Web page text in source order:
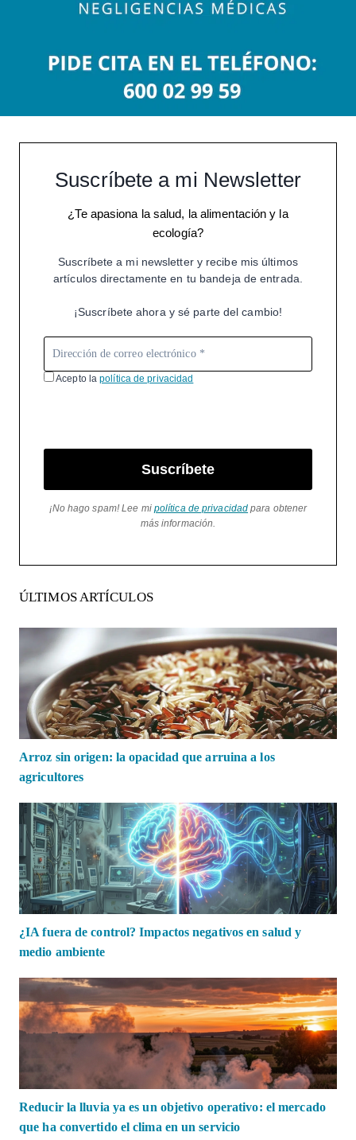
Suscríbete a mi Newsletter
¿Te apasiona la salud, la alimentación y la
ecología?
Suscríbete a mi newsletter y recibe mis últimos
artículos directamente en tu bandeja de entrada.
¡Suscríbete ahora y sé parte del cambio!
Acepto lapolítica de privacidad
Suscríbete
¡No hago spam! Lee mi política de privacidad para obtener
más información.
ÚLTIMOS ARTÍCULOS
Arroz sin origen: la opacidad que arruina a los
agricultores
¿IA fuera de control? Impactos negativos en salud y
medio ambiente
Reducir la lluvia ya es un objetivo operativo: el mercado
que ha convertido el clima en un servicio